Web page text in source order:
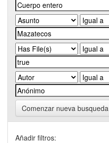
Comenzar nueva busqueda
Añadir filtros: